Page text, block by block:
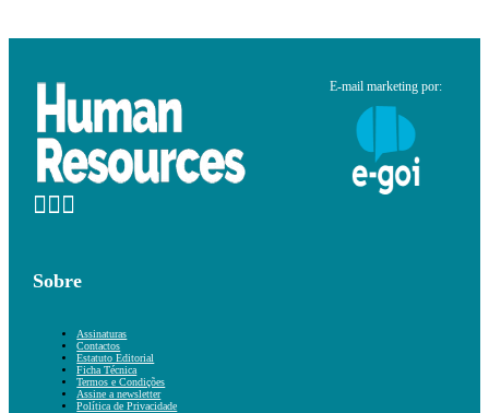
E-mail marketing por:
Sobre
Assinaturas
Contactos
Estatuto Editorial
Ficha Técnica
Termos e Condições
Assine a newsletter
Política de Privacidade